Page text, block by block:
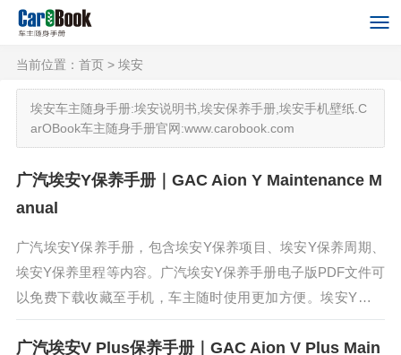
当前位置： 首页 > 埃安
埃安车主随身手册:埃安说明书,埃安保养手册,埃安手机壁纸.C
arOBook车主随身手册官网:www.carobook.com
广汽埃安Y保养手册｜GAC Aion Y Maintenance M
anual
广汽埃安Y保养手册，包含埃安Y保养项目、埃安Y保养周期、
埃安Y保养里程等内容。广汽埃安Y保养手册电子版PDF文件可
以免费下载收藏至手机，车主随时使用更加方便。埃安Y虽定
位于SUV，但它的造型，更像是SUV和MPV的结合体，“天空
之城”的设计...
广汽埃安V Plus保养手册｜GAC Aion V Plus Main